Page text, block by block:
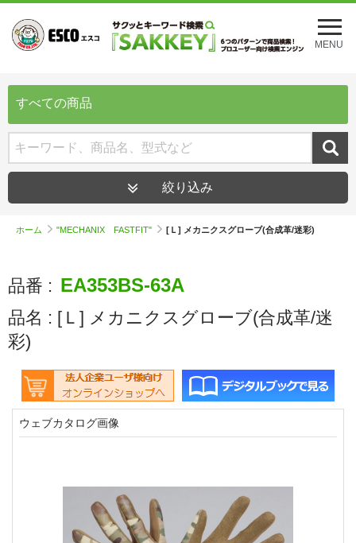
メ
ニ
ュ
を
MENU
すべての商品
絞り込み
ホーム "MECHANIX FASTFIT" [Ｌ] メカニクスグローブ(合成革/迷彩)
品番 : EA353BS-63A
品名 : [Ｌ] メカニクスグローブ(合成革/迷
彩)
ウェブカタログ画像